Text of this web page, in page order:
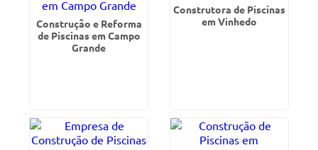
Construção e Reforma
de Piscinas em Campo
Grande
Construtora de Piscinas
em Vinhedo